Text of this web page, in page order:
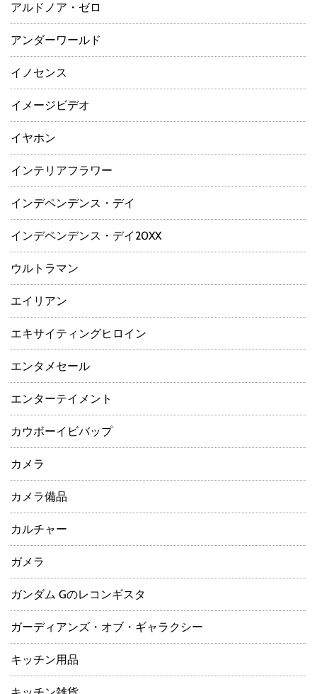
アルドノア・ゼロ
アンダーワールド
イノセンス
イメージビデオ
イヤホン
インテリアフラワー
インデペンデンス・デイ
インデペンデンス・デイ20XX
ウルトラマン
エイリアン
エキサイティングヒロイン
エンタメセール
エンターテイメント
カウボーイビバップ
カメラ
カメラ備品
カルチャー
ガメラ
ガンダム Gのレコンギスタ
ガーディアンズ・オブ・ギャラクシー
キッチン用品